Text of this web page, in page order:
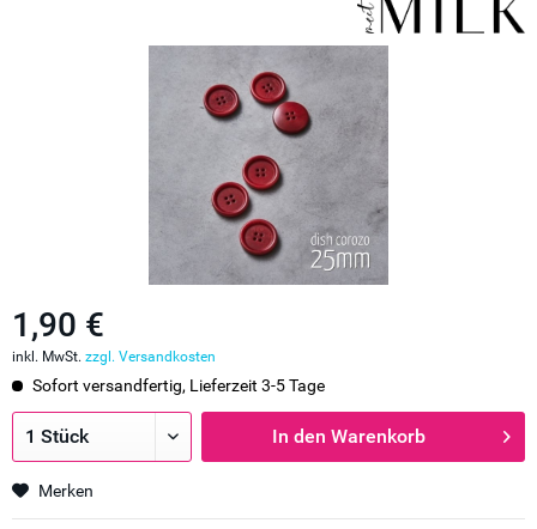
1,90 €
inkl. MwSt. zzgl. Versandkosten
Sofort versandfertig, Lieferzeit 3-5 Tage
In den Warenkorb
Merken